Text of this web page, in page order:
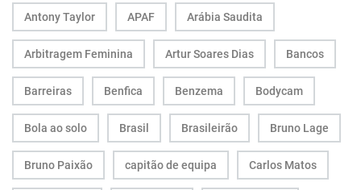
Antony Taylor APAF Arábia Saudita
Arbitragem Feminina Artur Soares Dias Bancos
Barreiras Benfica Benzema Bodycam
Bola ao solo Brasil Brasileirão Bruno Lage
Bruno Paixão capitão de equipa Carlos Matos